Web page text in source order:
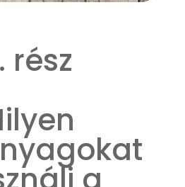
rész